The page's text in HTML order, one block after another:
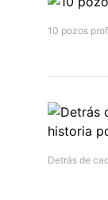
10 pozos
Detrás de